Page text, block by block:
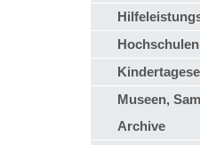
Hochschulen
Museen,
Archive